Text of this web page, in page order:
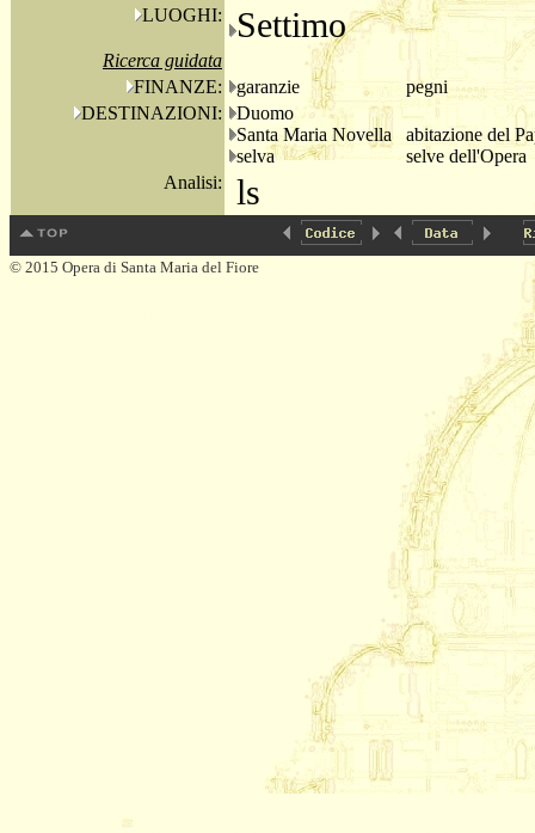
LUOGHI: Settimo
Ricerca guidata
FINANZE:
garanzie
pegni
DESTINAZIONI:
Duomo
Santa Maria Novella
abitazione del
selva
selve dell'Opera
Analisi:
ls
© 2015 Opera di Santa Maria del Fiore